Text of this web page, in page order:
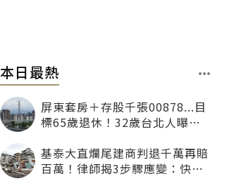
本日最熱
屏東套房＋存股千張00878...目
標65歲退休！32歲台北人曝：
基泰大直爛尾建商判退千萬再賠
百萬！律師揭3步驟應變：快通